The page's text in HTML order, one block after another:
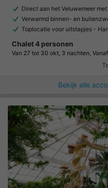
Direct aan het Veluwemeer
Verwarmd binnen- en
Toplocatie voor uitstapjes -
Chalet 4 personen
Van 27 tot 30 okt, 3 nachten, Vanaf
Bekijk alle